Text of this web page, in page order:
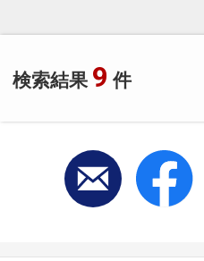
検索結果 9 件